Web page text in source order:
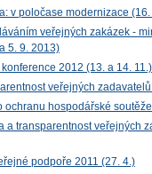
v poločase modernizace
veřejných zakázek -
5. 9. 2013)
2012 (13. a 14. 11.)
veřejných
ochranu hospodářské
a transparentnost veřejných
podpoře 2011 (27. 4.)